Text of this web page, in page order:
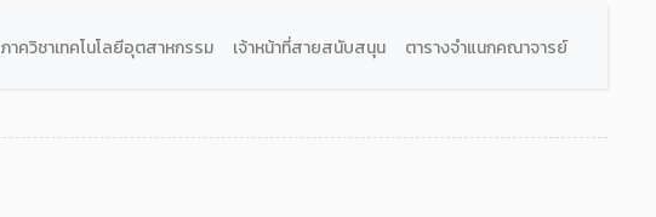
ภาควิชาเทคโนโลยีอุตสาหกรรม เจ้าหน้าที่สายสนับสนุน ตารางจำแนกคณาจารย์